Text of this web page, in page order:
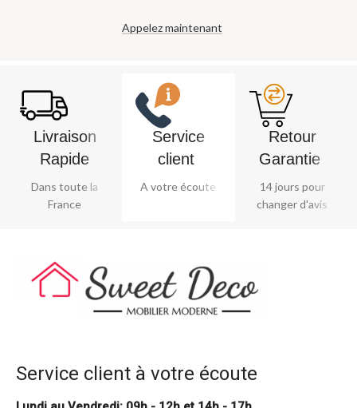
Appelez maintenant
Livraison
Rapide
Dans toute la
France
Service
client ​
A votre écoute
Retour
Garantie ​
14 jours pour
changer d'avis
Service client à votre écoute